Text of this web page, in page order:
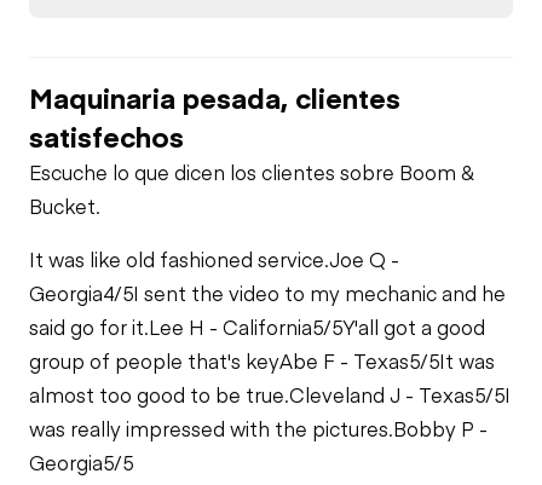
Maquinaria pesada, clientes
satisfechos
Escuche lo que dicen los clientes sobre Boom &
Bucket.
It was like old fashioned service.Joe Q -
Georgia4/5I sent the video to my mechanic and he
said go for it.Lee H - California5/5Y'all got a good
group of people that's keyAbe F - Texas5/5It was
almost too good to be true.Cleveland J - Texas5/5I
was really impressed with the pictures.Bobby P -
Georgia5/5